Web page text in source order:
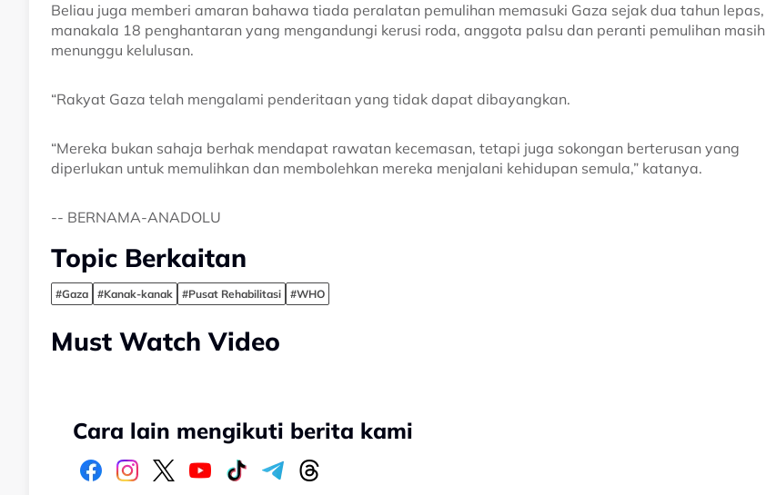
Beliau juga memberi amaran bahawa tiada peralatan pemulihan memasuki Gaza sejak dua tahun lepas,
manakala 18 penghantaran yang mengandungi kerusi roda, anggota palsu dan peranti pemulihan masih
menunggu kelulusan.
“Rakyat Gaza telah mengalami penderitaan yang tidak dapat dibayangkan.
“Mereka bukan sahaja berhak mendapat rawatan kecemasan, tetapi juga sokongan berterusan yang
diperlukan untuk memulihkan dan membolehkan mereka menjalani kehidupan semula,” katanya.
-- BERNAMA-ANADOLU
Topic Berkaitan
#Gaza #Kanak-kanak #Pusat Rehabilitasi #WHO
Must Watch Video
Cara lain mengikuti berita kami